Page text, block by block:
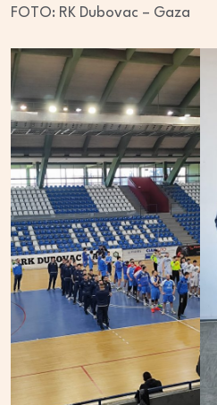
FOTO: RK Dubovac – Gaza